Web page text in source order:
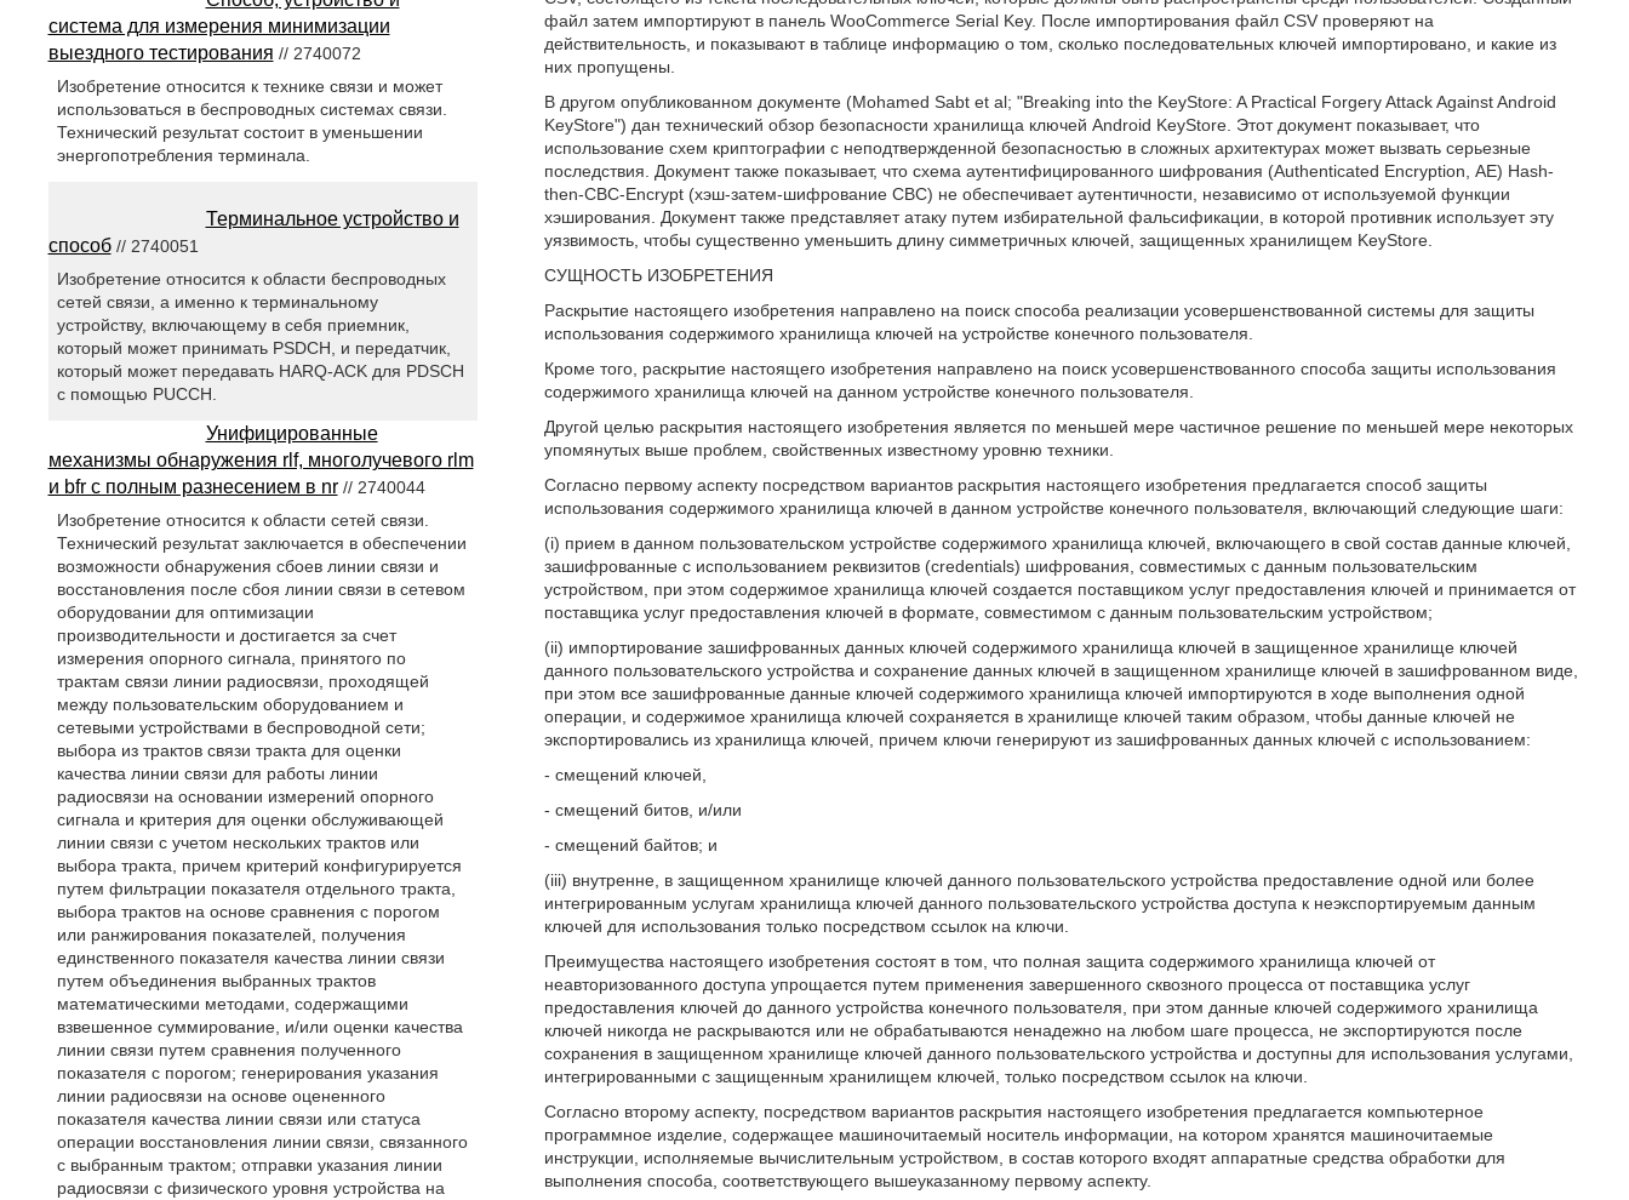
файл затем импортируют в панель WooCommerce Serial Key. После импортирования файл CSV проверяют на
действительность, и показывают в таблице информацию о том, сколько последовательных ключей импортировано, и какие из
них пропущены.
В другом опубликованном документе (Mohamed Sabt et al; "Breaking into the KeyStore: A Practical Forgery Attack Against Android
KeyStore") дан технический обзор безопасности хранилища ключей Android KeyStore. Этот документ показывает, что
использование схем криптографии с неподтвержденной безопасностью в сложных архитектурах может вызвать серьезные
последствия. Документ также показывает, что схема аутентифицированного шифрования (Authenticated Encryption, АЕ) Hash-
then-CBC-Encrypt (хэш-затем-шифрование СВС) не обеспечивает аутентичности, независимо от используемой функции
хэширования. Документ также представляет атаку путем избирательной фальсификации, в которой противник использует эту
уязвимость, чтобы существенно уменьшить длину симметричных ключей, защищенных хранилищем KeyStore.
СУЩНОСТЬ ИЗОБРЕТЕНИЯ
Раскрытие настоящего изобретения направлено на поиск способа реализации усовершенствованной системы для защиты
использования содержимого хранилища ключей на устройстве конечного пользователя.
Кроме того, раскрытие настоящего изобретения направлено на поиск усовершенствованного способа защиты использования
содержимого хранилища ключей на данном устройстве конечного пользователя.
Другой целью раскрытия настоящего изобретения является по меньшей мере частичное решение по меньшей мере некоторых
упомянутых выше проблем, свойственных известному уровню техники.
Согласно первому аспекту посредством вариантов раскрытия настоящего изобретения предлагается способ защиты
использования содержимого хранилища ключей в данном устройстве конечного пользователя, включающий следующие шаги:
(i) прием в данном пользовательском устройстве содержимого хранилища ключей, включающего в свой состав данные ключей,
зашифрованные с использованием реквизитов (credentials) шифрования, совместимых с данным пользовательским
устройством, при этом содержимое хранилища ключей создается поставщиком услуг предоставления ключей и принимается от
поставщика услуг предоставления ключей в формате, совместимом с данным пользовательским устройством;
(ii) импортирование зашифрованных данных ключей содержимого хранилища ключей в защищенное хранилище ключей
данного пользовательского устройства и сохранение данных ключей в защищенном хранилище ключей в зашифрованном виде,
при этом все зашифрованные данные ключей содержимого хранилища ключей импортируются в ходе выполнения одной
операции, и содержимое хранилища ключей сохраняется в хранилище ключей таким образом, чтобы данные ключей не
экспортировались из хранилища ключей, причем ключи генерируют из зашифрованных данных ключей с использованием:
- смещений ключей,
- смещений битов, и/или
- смещений байтов; и
(iii) внутренне, в защищенном хранилище ключей данного пользовательского устройства предоставление одной или более
интегрированным услугам хранилища ключей данного пользовательского устройства доступа к неэкспортируемым данным
ключей для использования только посредством ссылок на ключи.
Преимущества настоящего изобретения состоят в том, что полная защита содержимого хранилища ключей от
неавторизованного доступа упрощается путем применения завершенного сквозного процесса от поставщика услуг
предоставления ключей до данного устройства конечного пользователя, при этом данные ключей содержимого хранилища
ключей никогда не раскрываются или не обрабатываются ненадежно на любом шаге процесса, не экспортируются после
сохранения в защищенном хранилище ключей данного пользовательского устройства и доступны для использования услугами,
интегрированными с защищенным хранилищем ключей, только посредством ссылок на ключи.
Согласно второму аспекту, посредством вариантов раскрытия настоящего изобретения предлагается компьютерное
программное изделие, содержащее машиночитаемый носитель информации, на котором хранятся машиночитаемые
инструкции, исполняемые вычислительным устройством, в состав которого входят аппаратные средства обработки для
выполнения способа, соответствующего вышеуказанному первому аспекту.
система для измерения минимизации
выездного тестирования // 2740072
Изобретение относится к технике связи и может
использоваться в беспроводных системах связи.
Технический результат состоит в уменьшении
энергопотребления терминала.
Терминальное устройство и
способ// 2740051
Изобретение относится к области беспроводных
сетей связи, а именно к терминальному
устройству, включающему в себя приемник,
который может принимать PSDCH, и передатчик,
который может передавать HARQ-ACK для PDSCH
с помощью PUCCH.
Унифицированные
механизмы обнаружения rlf, многолучевого rlm
и bfr с полным разнесением в nr// 2740044
Изобретение относится к области сетей связи.
Технический результат заключается в обеспечении
возможности обнаружения сбоев линии связи и
восстановления после сбоя линии связи в сетевом
оборудовании для оптимизации
производительности и достигается за счет
измерения опорного сигнала, принятого по
трактам связи линии радиосвязи, проходящей
между пользовательским оборудованием и
сетевыми устройствами в беспроводной сети;
выбора из трактов связи тракта для оценки
качества линии связи для работы линии
радиосвязи на основании измерений опорного
сигнала и критерия для оценки обслуживающей
линии связи с учетом нескольких трактов или
выбора тракта, причем критерий конфигурируется
путем фильтрации показателя отдельного тракта,
выбора трактов на основе сравнения с порогом
или ранжирования показателей, получения
единственного показателя качества линии связи
путем объединения выбранных трактов
математическими методами, содержащими
взвешенное суммирование, и/или оценки качества
линии связи путем сравнения полученного
показателя с порогом; генерирования указания
линии радиосвязи на основе оцененного
показателя качества линии связи или статуса
операции восстановления линии связи, связанного
с выбранным трактом; отправки указания линии
радиосвязи с физического уровня устройства на